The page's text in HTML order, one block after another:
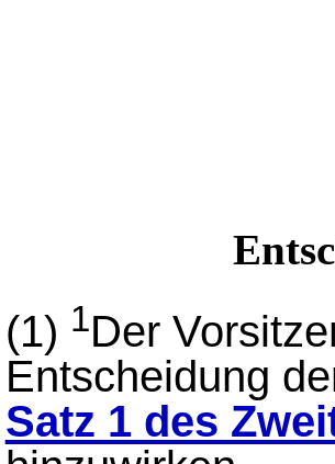
(1) 1Der
Entscheidung
Satz 1 des